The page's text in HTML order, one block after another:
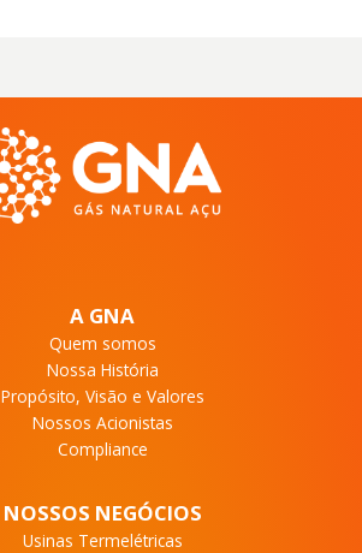
A GNA
Quem somos
Nossa História
Propósito, Visão e Valores
Nossos Acionistas
Compliance
NOSSOS NEGÓCIOS
Usinas Termelétricas